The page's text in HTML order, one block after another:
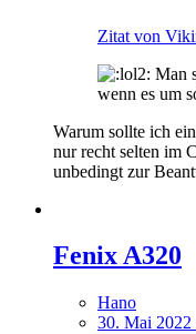
Zitat von
Man
wenn es um
Warum sollte ich
nur recht selten im
unbedingt zur
Fenix A320
Hano
30. Mai 2022